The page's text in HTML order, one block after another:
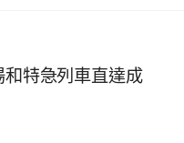
特急列車直達成